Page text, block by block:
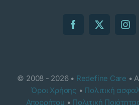
© 2008 - 2026 • Redefine Care •
Όροι Χρήσης • Πολιτική
Απορρήτου • Πολιτική